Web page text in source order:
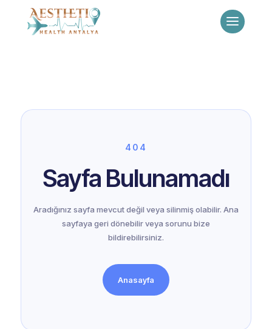
404
Sayfa Bulunamadı
Aradığınız sayfa mevcut değil veya silinmiş olabilir. Ana
sayfaya geri dönebilir veya sorunu bize
bildirebilirsiniz.
Anasayfa